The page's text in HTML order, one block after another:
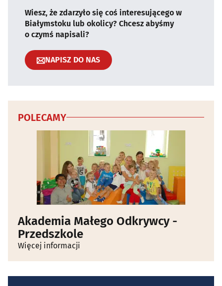
Wiesz, że zdarzyło się coś interesującego w
Białymstoku lub okolicy? Chcesz abyśmy
o czymś napisali?
NAPISZ DO NAS
POLECAMY
Akademia Małego Odkrywcy -
Przedszkole
Więcej informacji